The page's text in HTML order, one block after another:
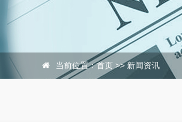
当前位置：首页 >>新闻资讯